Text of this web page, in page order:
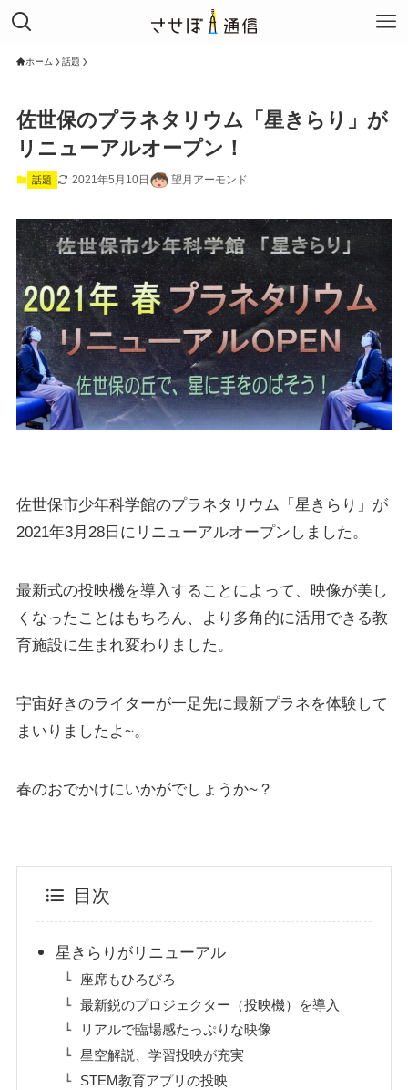
ホーム 話題
佐世保のプラネタリウム「星きらり」が
リニューアルオープン！
話題 2021年5月10日 望月アーモンド
佐世保市少年科学館のプラネタリウム「星きらり」が
2021年3月28日にリニューアルオープンしました。
最新式の投映機を導入することによって、映像が美し
くなったことはもちろん、より多角的に活用できる教
育施設に生まれ変わりました。
宇宙好きのライターが一足先に最新プラネを体験して
まいりましたよ~。
春のおでかけにいかがでしょうか~？
目次
星きらりがリニューアル
座席もひろびろ
最新鋭のプロジェクター（投映機）を導入
リアルで臨場感たっぷりな映像
星空解説、学習投映が充実
STEM教育アプリの投映